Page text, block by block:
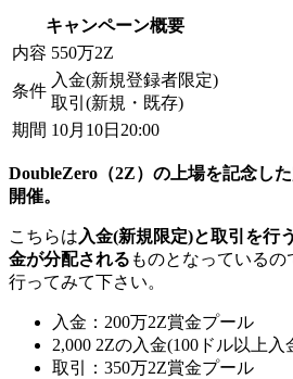
キャンペーン概要
内容 550万2Z
条件
入金(新規登録者限定)
取引(新規・既存)
期間 10月10日20:00
DoubleZero（2Z）の上場を記念し
開催。
こちらは 入金(新規限定)と取引を行
金が分配される ものとなっている
行ってみて下さい。
入金：200万2Z賞金プール
2,000 2Zの入金(100ドル以上
取引：350万2Z賞金プール